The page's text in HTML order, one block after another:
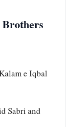
e Iqbal
Sabri and